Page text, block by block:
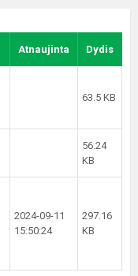
Atnaujinta Dydis
63.5 KB
56.24
KB
2024-09-11
15:50:24
297.16
KB